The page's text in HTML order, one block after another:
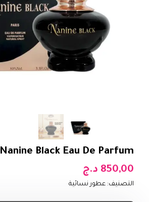
Nanine Black Eau De Parfum
850,00 د.ج
التصنيف: عطور نسائية